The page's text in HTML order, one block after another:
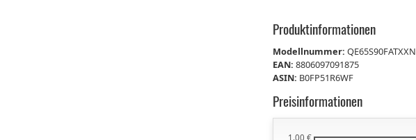
Produktinformationen
Modellnummer:QE65S90FATXXN
EAN:8806097091875
ASIN: B0FP51R6WF
Preisinformationen
1.00 €